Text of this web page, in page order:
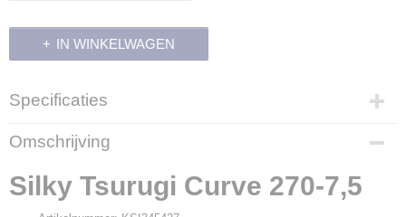
IN WINKELWAGEN
Specificaties
Productcode
17785
Productcode leverancier
KSI345427
Omschrijving
Silky Tsurugi Curve 270-7,5